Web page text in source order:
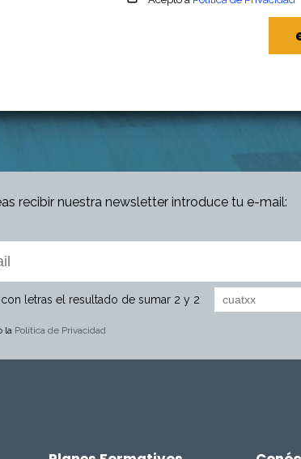
recibir nuestra newsletter introduce tu e-mail:
con letras el resultado de sumar 2 y 2
la Política de Privacidad